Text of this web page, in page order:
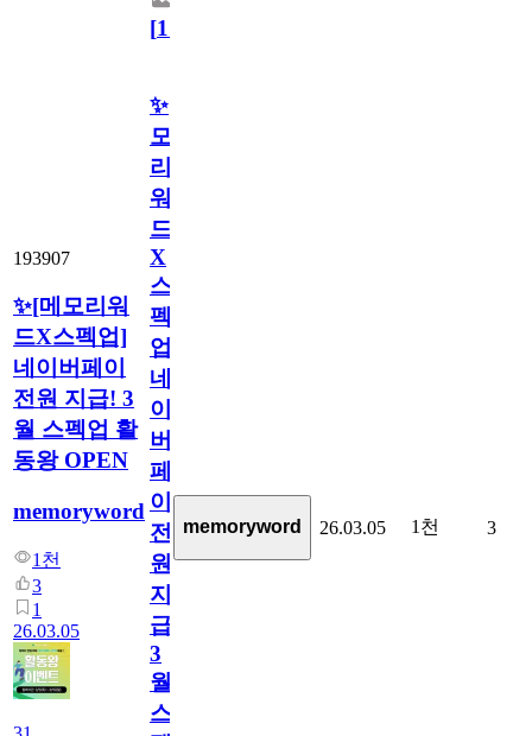
[11
193907
✨[메모리워
드X스펙업]
네이버페이
전원 지급! 3
월 스펙업 활
동왕 OPEN
memoryword
1천
3
1
26.03.05
✨[메
모
리
워
드
X
스
펙
업]
네
이
버
페
이
전
원
지
급!
3
월
스
memoryword 26.03.05 1천 3